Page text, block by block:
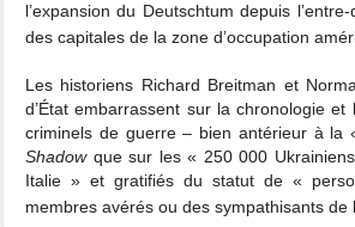
l’expansion du Deutschtum depuis
des capitales de la zone d’occupation
Les historiens Richard Breitman et
d’État embarrassent sur la chronologie
criminels de guerre – bien antérieur à la
Shadowque sur les « 250 000
Italie » et gratifiés du statut de «
membres avérés ou des sympathisants de